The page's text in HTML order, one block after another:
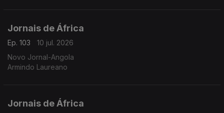
Jornais de África
Ep. 103
10 jul. 2026
Novo Jornal-Angola
Armindo Laureano
Jornais de África